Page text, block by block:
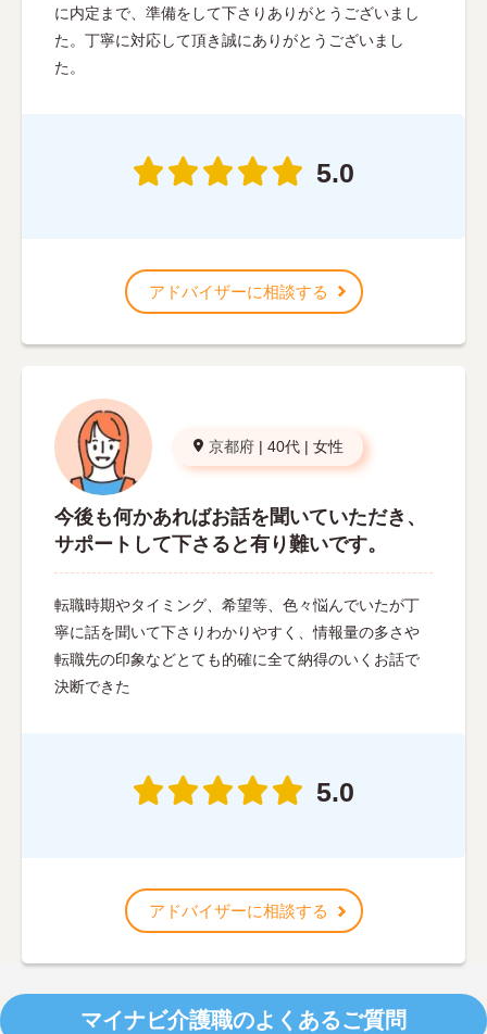
に内定まで、準備をして下さりありがとうございまし
た。丁寧に対応して頂き誠にありがとうございまし
た。
5.0
アドバイザーに相談する
京都府 | 40代 | 女性
今後も何かあればお話を聞いていただき、
サポートして下さると有り難いです。
転職時期やタイミング、希望等、色々悩んでいたが丁
寧に話を聞いて下さりわかりやすく、情報量の多さや
転職先の印象などとても的確に全て納得のいくお話で
決断できた
5.0
アドバイザーに相談する
マイナビ介護職のよくあるご質問